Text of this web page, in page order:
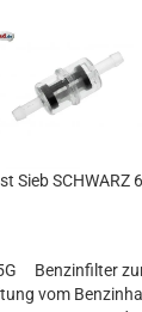
Sieb SCHWARZ
Benzinfilter
vom